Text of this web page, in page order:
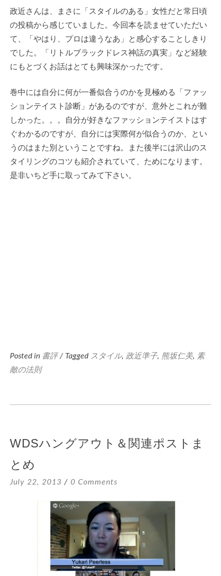
政近さんは、まさに「スタイルのある」女性だと常日頃
の投稿から感じていました。今回本を読ませていただい
て、「やはり、プロは違うなあ」と感心することしきり
でした。「リトルブラックドレス神話の真実」など経験
にもとづくお話はとても興味深かったです。
巻中には自分に何が一番似合うのかを見極める「ファッ
ションテイスト診断」があるのですが、意外とこれが難
しかった。。。自分が好きなファッションテイストはす
ぐわかるのですが、自分には実際何が似合うのか、とい
うのはまた別ということですね。また後半には沢山のス
タイリングのコツも紹介されていて、ためになります。
是非いちど手に取ってみて下さい。
Posted in 書評 / Tagged スタイル, 政近準子, 熊坂仁美, 素
敵の法則
WDSハングアウト＆関連ポストま
とめ
July 22, 2013 0 Comments